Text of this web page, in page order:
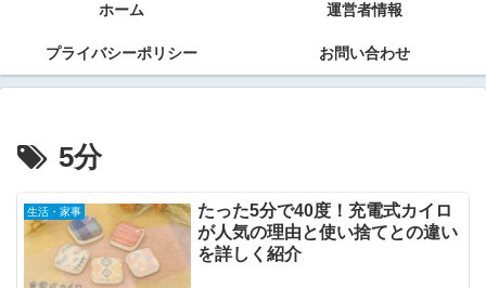
ホーム 運営者情報
プライバシーポリシー お問い合わせ
5分
生活・家事
たった5分で40度！充電式カイロ
が人気の理由と使い捨てとの違い
を詳しく紹介